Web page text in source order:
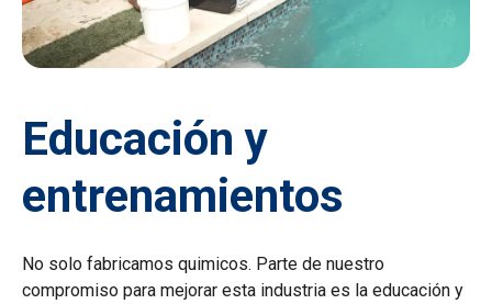
Educación y
entrenamientos
No solo fabricamos quimicos. Parte de nuestro
compromiso para mejorar esta industria es la educación y